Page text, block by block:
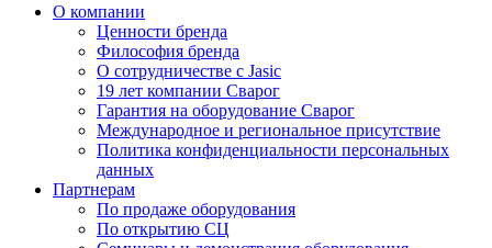
О компании
Ценности бренда
Философия бренда
О сотрудничестве с Jasic
19 лет компании Сварог
Гарантия на оборудование Сварог
Международное и региональное присутствие
Политика конфиденциальности персональных
данных
Партнерам
По продаже оборудования
По открытию СЦ